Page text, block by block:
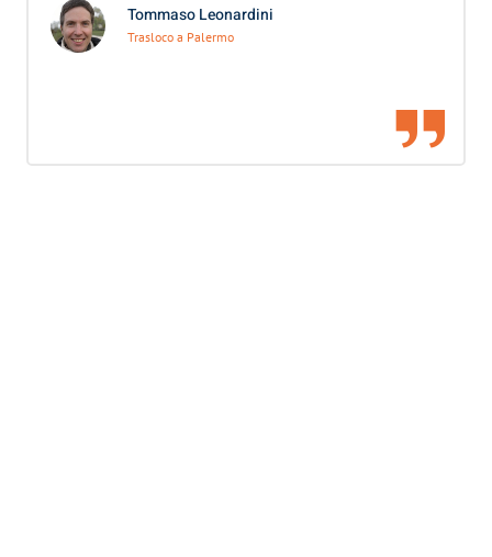
Tommaso Leonardini
Trasloco a Palermo